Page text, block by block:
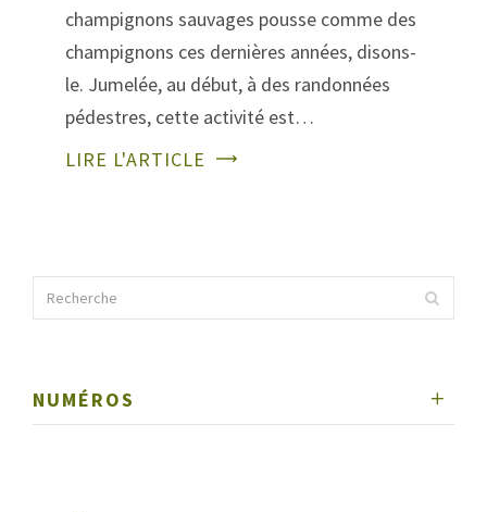
champignons sauvages pousse comme des
champignons ces dernières années, disons-
le. Jumelée, au début, à des randonnées
pédestres, cette activité est…
LIRE L'ARTICLE
NUMÉROS